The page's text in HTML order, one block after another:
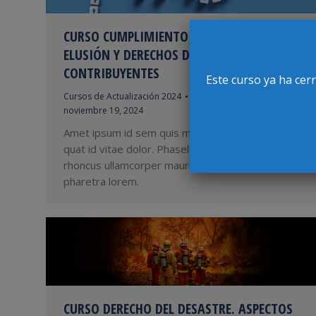
CURSO CUMPLIMIENTO TRIBUTARIO:
ELUSIÓN Y DERECHOS DE LOS
CONTRIBUYENTES
Cursos de Actualización 2024
noviembre 19, 2024
Amet ipsum id sem quis mauris porttitor conse
quat id vitae dolor. Phasellus ligula velit molestie
rhoncus ullamcorper mauris ultricies mi at
pharetra lorem.
CURSO DERECHO DEL DESASTRE. ASPECTOS
Este curso ya ha